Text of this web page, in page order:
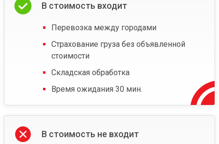
В стоимость входит
Перевозка между городами
Страхование груза без объявленной
стоимости
Складская обработка
Время ожидания 30 мин.
В стоимость не входит